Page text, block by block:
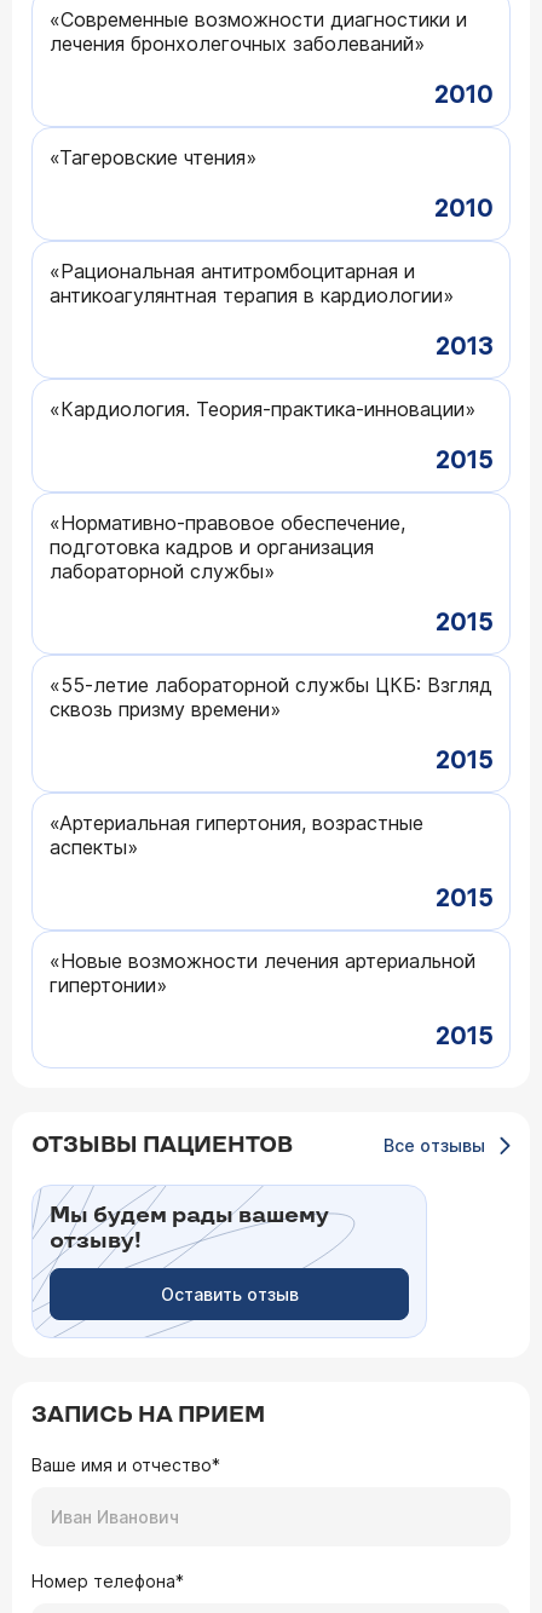
«Современные возможности диагностики и
лечения бронхолегочных заболеваний»
2010
«Тагеровские чтения»
2010
«Рациональная антитромбоцитарная и
антикоагулянтная терапия в кардиологии»
2013
«Кардиология. Теория-практика-инновации»
2015
«Нормативно-правовое обеспечение,
подготовка кадров и организация
лабораторной службы»
2015
«55-летие лабораторной службы ЦКБ: Взгляд
сквозь призму времени»
2015
«Артериальная гипертония, возрастные
аспекты»
2015
«Новые возможности лечения артериальной
гипертонии»
2015
ОТЗЫВЫ ПАЦИЕНТОВ Все отзывы
Мы будем рады вашему
отзыву!
Оставить отзыв
ЗАПИСЬ НА ПРИЕМ
Ваше имя и отчество*
Номер телефона*